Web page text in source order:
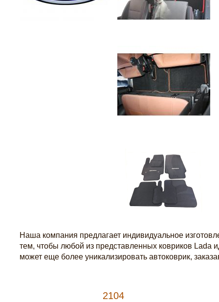
Наша компания предлагает индивидуальное
тем, чтобы любой из представленных ковриков Lada
может еще более уникализировать автоковрик,
2104